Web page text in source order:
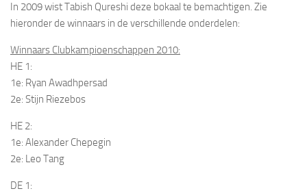
In 2009 wist Tabish Qureshi deze bokaal te bemachtigen. Zie
hieronder de winnaars in de verschillende onderdelen:
Winnaars Clubkampioenschappen 2010:
HE 1:
1e: Ryan Awadhpersad
2e: Stijn Riezebos
HE 2:
1e: Alexander Chepegin
2e: Leo Tang
DE 1: